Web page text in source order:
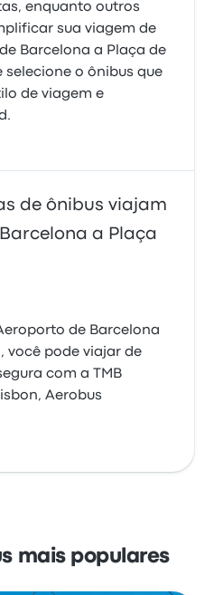
enquanto outros
sua viagem de
Barcelona a Plaça de
o ônibus que
de viagem e
de ônibus viajam
a Plaça
de Barcelona
você pode viajar de
com a TMB
Aerobus
mais populares